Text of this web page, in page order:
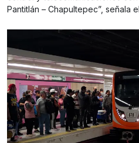
Pantitlán – Chapultepec”, señala